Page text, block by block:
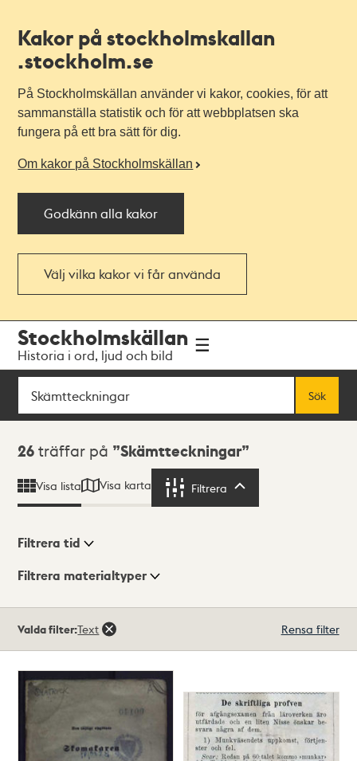
Kakor på stockholmskallan
.stockholm.se
På Stockholmskällan använder vi kakor, cookies, för att
sammanställa statistik och för att webbplatsen ska
fungera på ett bra sätt för dig.
Om kakor på Stockholmskällan
Godkänn alla kakor
Välj vilka kakor vi får använda
navigationen
huvudinnehållet
Stockholmskällan
Historia i ord, ljud och bild
Sök
Sök
Sökresultat
26 träffar på Skämtteckningar
Visa lista Visa karta Filtrera
Visningsläge
Filtrera tid
Filtrera materialtyper
träffar
Valda filter:Text Rensa filter